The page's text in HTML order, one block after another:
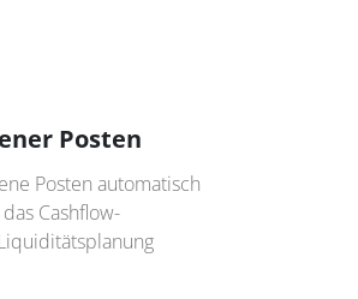
Posten
Posten automatisch
Cashflow-